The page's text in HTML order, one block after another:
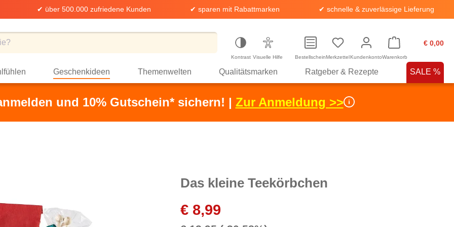
✔ über 500.000 zufriedene Kunden ✔ sparen mit Rabattmarken ✔ schnelle & zuverlässige Lieferung
Kontrast Visuelle Hilfe BestellscheinMerkzettelKundenkonto
€ 0,00
Warenkorb
Geschenkideen Themenwelten Qualitätsmarken Ratgeber & Rezepte SALE %
und 10% Gutschein* sichern! | Zur Anmeldung >>
Das kleine Teekörbchen
€ 8,99